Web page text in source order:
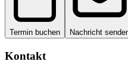
Termin buchen Nachricht
Kontakt